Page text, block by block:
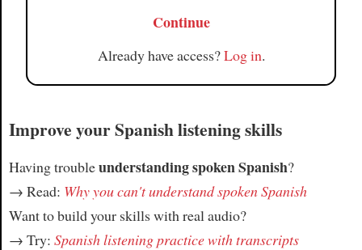
Continue
Already have access?Log in.
Improve your Spanish listening skills
Having troubleunderstanding spoken Spanish?
→ Read: Why you can't understand spoken Spanish
Want to build your skills with real audio?
→ Try: Spanish listening practice with transcripts